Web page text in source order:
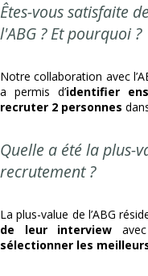
Êtes-vous satisfaite
l'ABG ? Et pourquoi ?
Notre collaboration avec
a permis d’identifier
recruter 2 personnes
Quelle a été la plus-
recrutement ?
La plus-value de l’ABG
de leur interview
sélectionner les